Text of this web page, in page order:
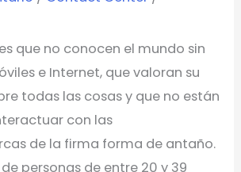
que no conocen el mundo sin
e Internet, que valoran su
todas las cosas y que no están
con las
de la firma forma de antaño.
personas de entre 20 y 39